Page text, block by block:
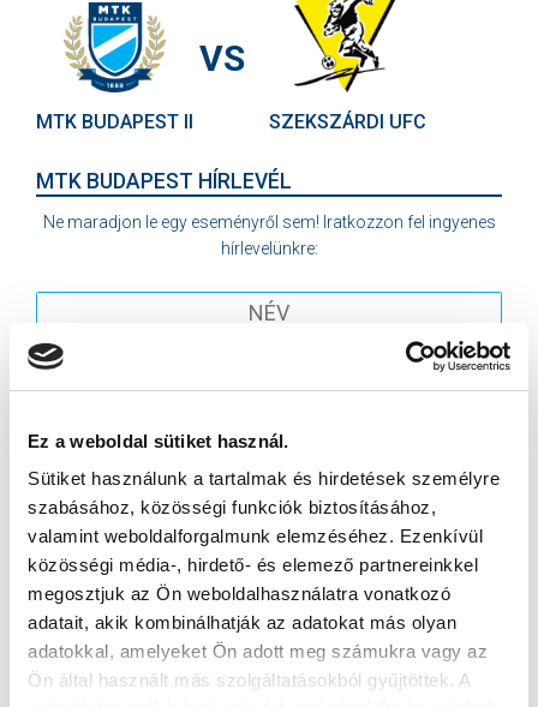
Ez a weboldal sütiket használ.
Sütiket használunk a tartalmak és hirdetések személyre
szabásához, közösségi funkciók biztosításához,
valamint weboldalforgalmunk elemzéséhez. Ezenkívül
közösségi média-, hirdető- és elemező partnereinkkel
megosztjuk az Ön weboldalhasználatra vonatkozó
adatait, akik kombinálhatják az adatokat más olyan
adatokkal, amelyeket Ön adott meg számukra vagy az
Ön által használt más szolgáltatásokból gyűjtöttek. A
MTK BUDAPEST II
VS
SZEKSZÁRDI UFC
MTK BUDAPEST HÍRLEVÉL
Ne maradjon le egy eseményről sem! Iratkozzon fel ingyenes
hírlevelünkre:
FELIRATKOZOM
SZPONZOROK